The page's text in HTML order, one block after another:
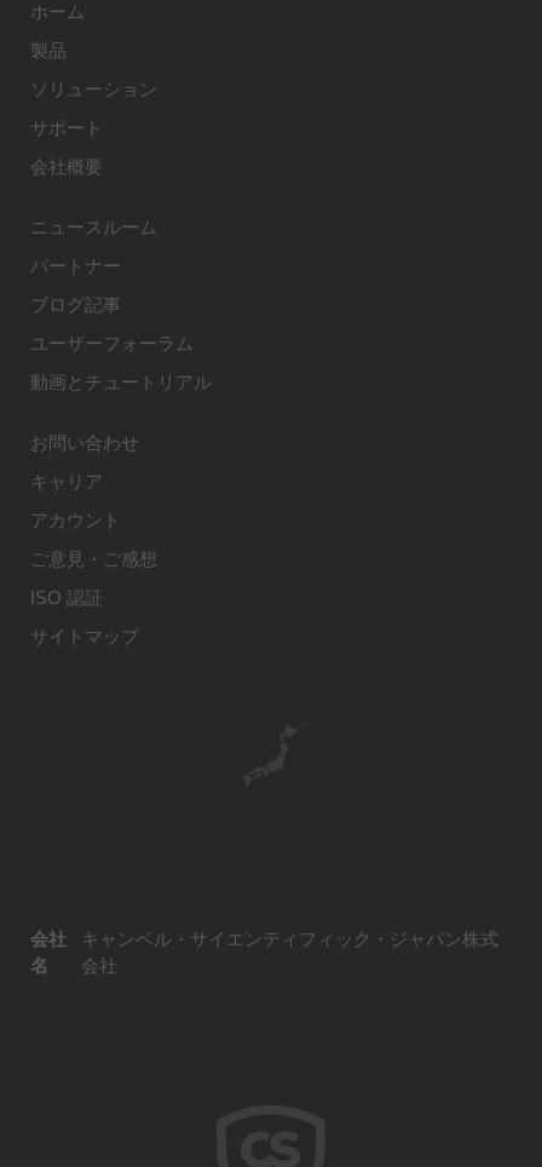
ホーム
製品
ソリューション
サポート
会社概要
ニュースルーム
パートナー
ブログ記事
ユーザーフォーラム
動画とチュートリアル
お問い合わせ
キャリア
アカウント
ご意見・ご感想
ISO 認証
サイトマップ
会社
名
キャンベル・サイエンティフィック・ジャパン株式
会社